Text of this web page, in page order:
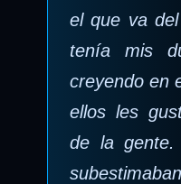
el que va
tenía mis
creyendo en
ellos les
de la gente.